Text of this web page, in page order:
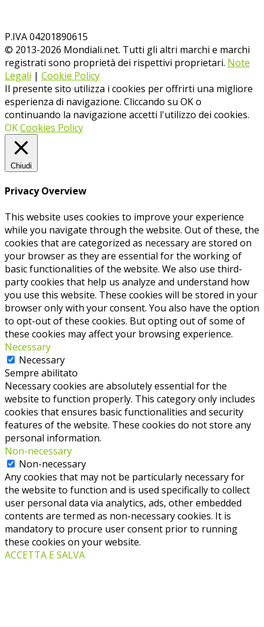
P.IVA 04201890615
© 2013-2026 Mondiali.net. Tutti gli altri marchi e marchi
registrati sono proprietà dei rispettivi proprietari. Note
Legali | Cookie Policy
Il presente sito utilizza i cookies per offrirti una migliore
esperienza di navigazione. Cliccando su OK o
continuando la navigazione accetti l'utilizzo dei cookies.
OKCookies Policy
Chiudi
Privacy Overview
This website uses cookies to improve your experience
while you navigate through the website. Out of these, the
cookies that are categorized as necessary are stored on
your browser as they are essential for the working of
basic functionalities of the website. We also use third-
party cookies that help us analyze and understand how
you use this website. These cookies will be stored in your
browser only with your consent. You also have the option
to opt-out of these cookies. But opting out of some of
these cookies may affect your browsing experience.
Necessary
Necessary
Sempre abilitato
Necessary cookies are absolutely essential for the
website to function properly. This category only includes
cookies that ensures basic functionalities and security
features of the website. These cookies do not store any
personal information.
Non-necessary
Non-necessary
Any cookies that may not be particularly necessary for
the website to function and is used specifically to collect
user personal data via analytics, ads, other embedded
contents are termed as non-necessary cookies. It is
mandatory to procure user consent prior to running
these cookies on your website.
ACCETTA E SALVA